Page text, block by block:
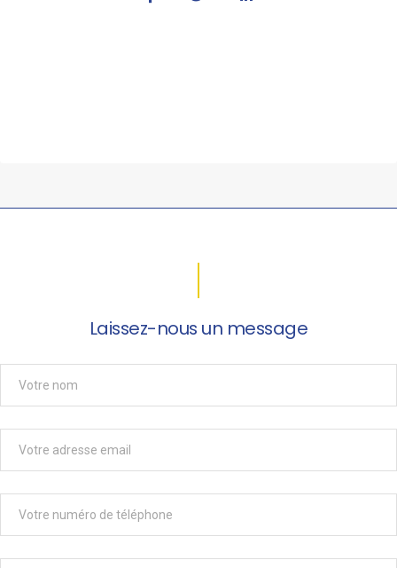
Laissez-nous un message